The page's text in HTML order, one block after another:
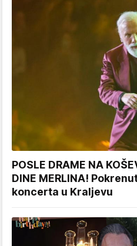
POSLE DRAME NA
DINE MERLINA!
koncerta u Kraljevu